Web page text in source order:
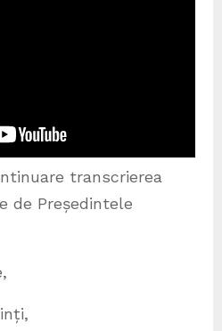
transcrierea
de Președintele